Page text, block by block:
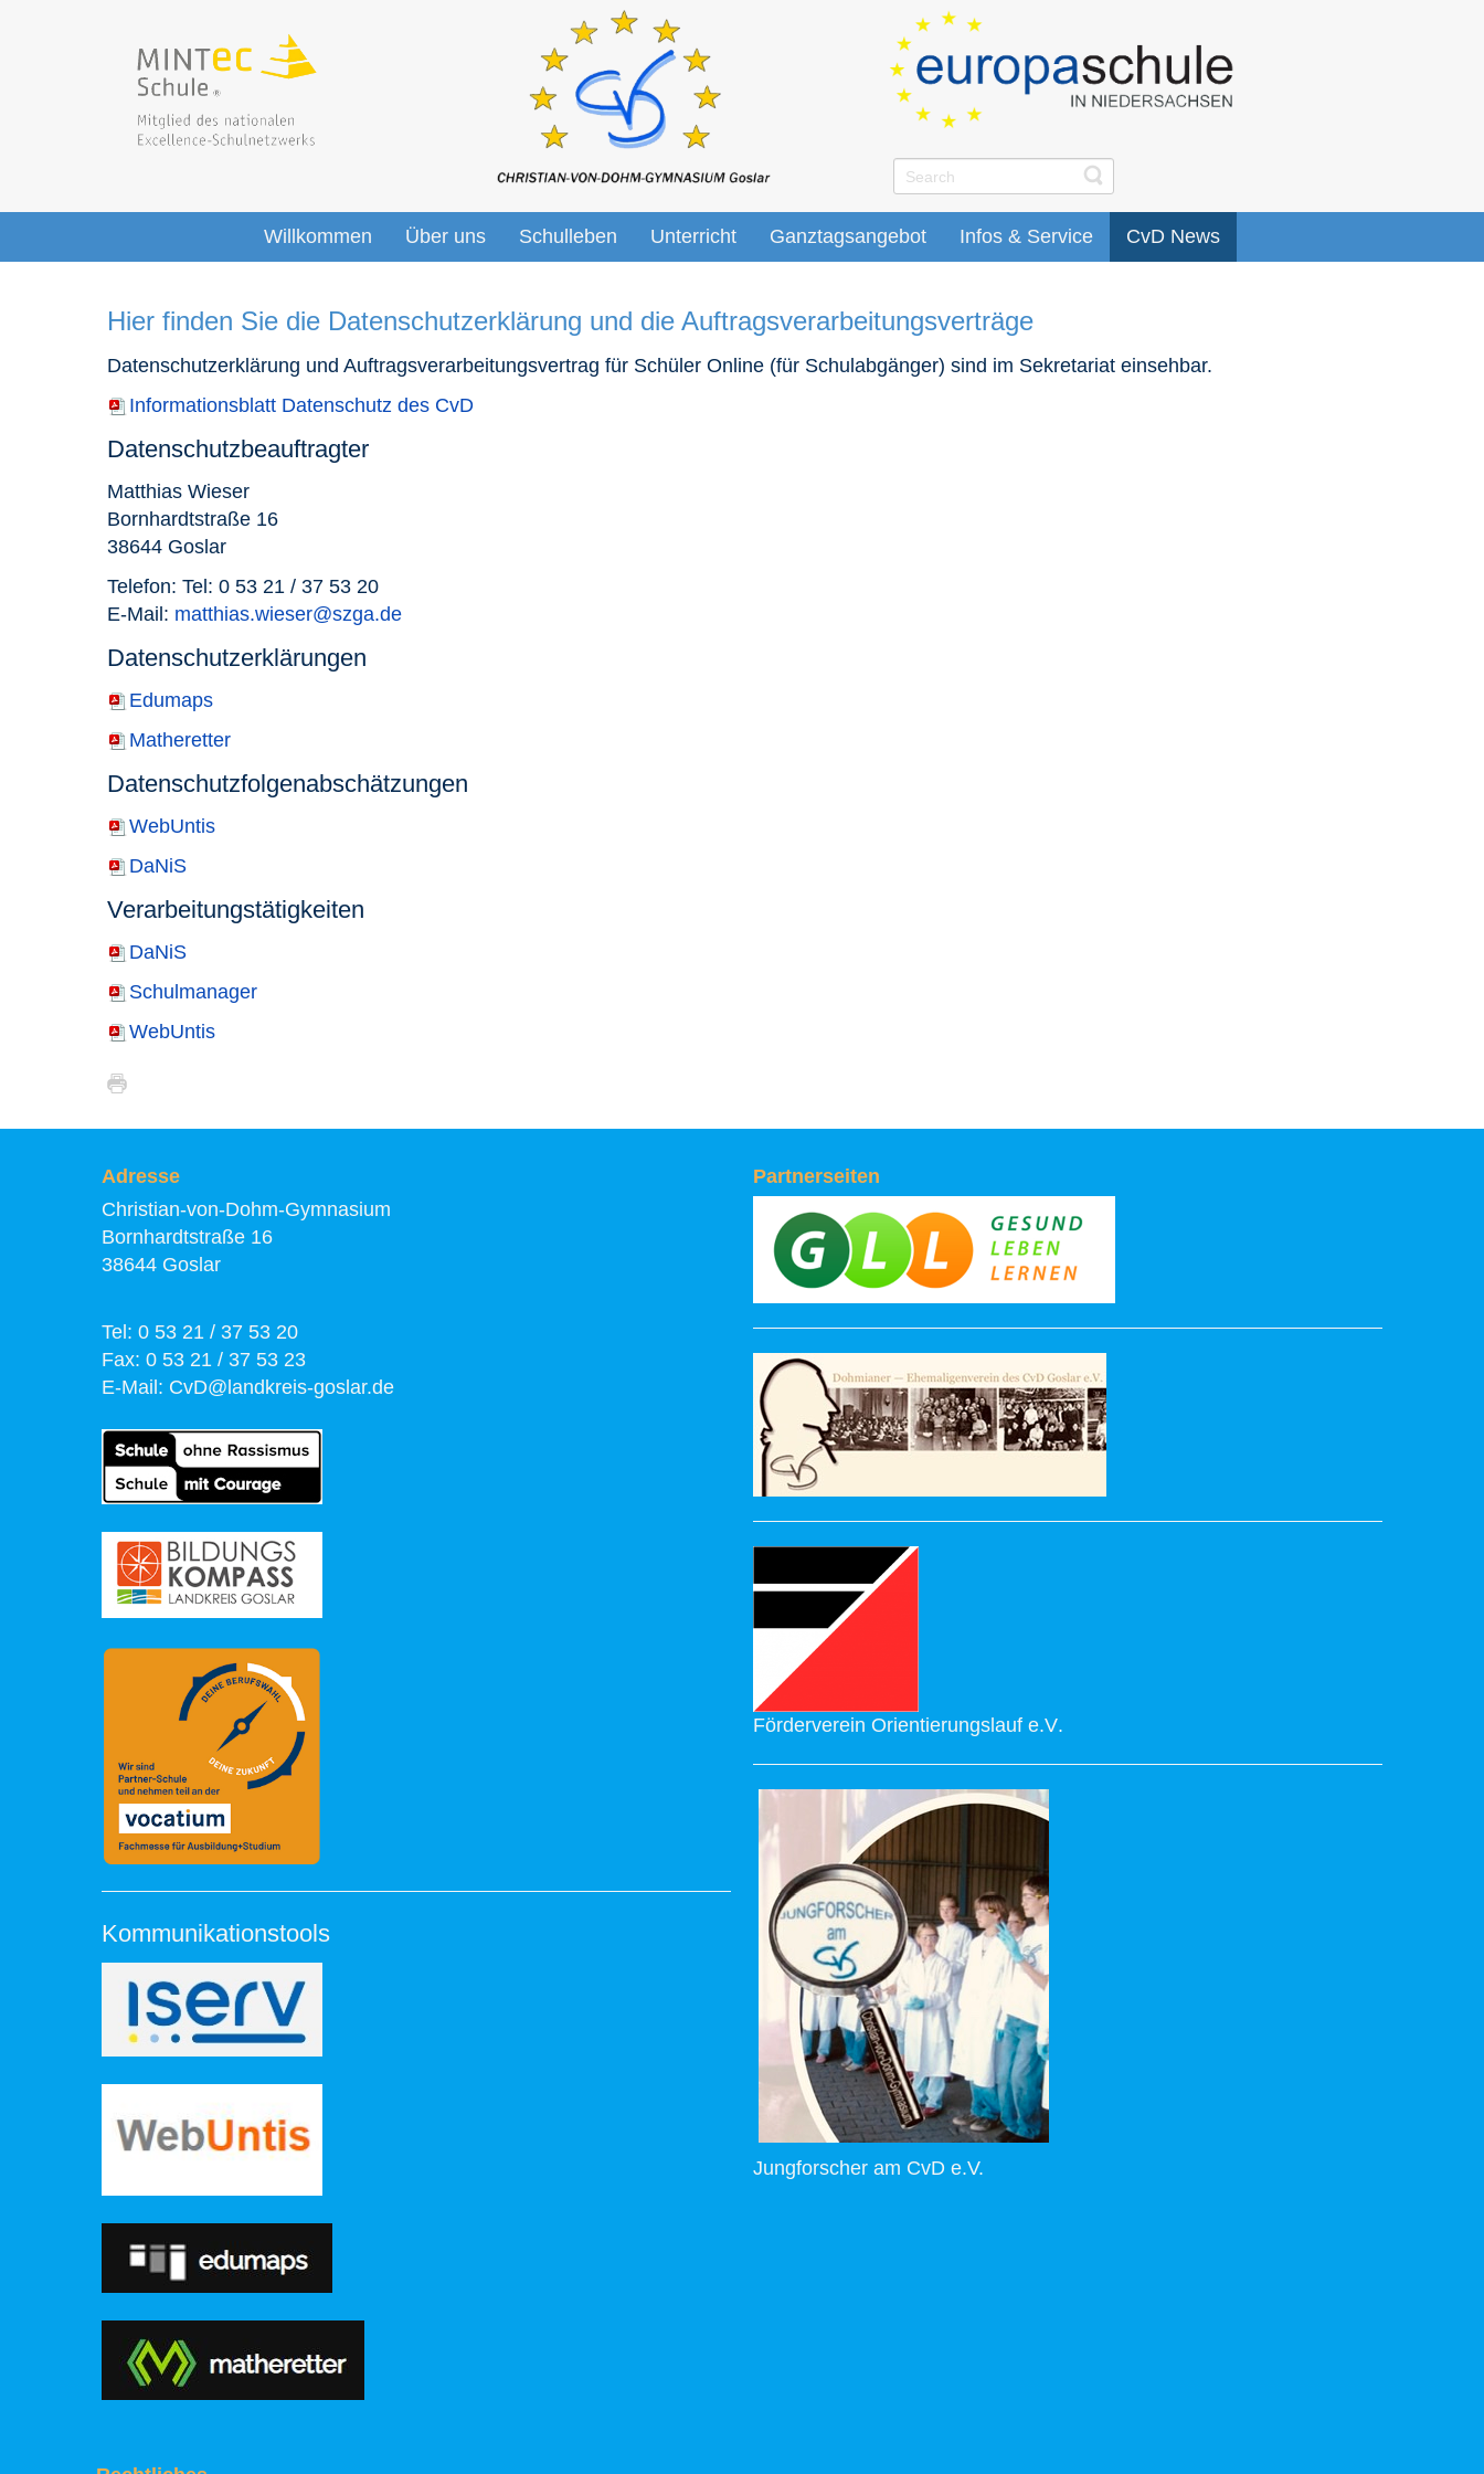
Willkommen Über uns Schulleben Unterricht Ganztagsangebot Infos & Service CvD News
Hier finden Sie die Datenschutzerklärung und die Auftragsverarbeitungsverträge
Datenschutzerklärung und Auftragsverarbeitungsvertrag für Schüler Online (für Schulabgänger) sind im Sekretariat einsehbar.
Informationsblatt Datenschutz des CvD
Datenschutzbeauftragter
Matthias Wieser
Bornhardtstraße 16
38644 Goslar
Telefon: Tel: 0 53 21 / 37 53 20
E-Mail: matthias.wieser@szga.de
Datenschutzerklärungen
Edumaps
Matheretter
Datenschutzfolgenabschätzungen
WebUntis
DaNiS
Verarbeitungstätigkeiten
DaNiS
Schulmanager
WebUntis
Adresse
Christian-von-Dohm-Gymnasium
Bornhardtstraße 16
38644 Goslar
Tel: 0 53 21 / 37 53 20
Fax: 0 53 21 / 37 53 23
E-Mail: CvD@landkreis-goslar.de
Kommunikationstools
Partnerseiten
Förderverein Orientierungslauf e.V.
Jungforscher am CvD e.V.